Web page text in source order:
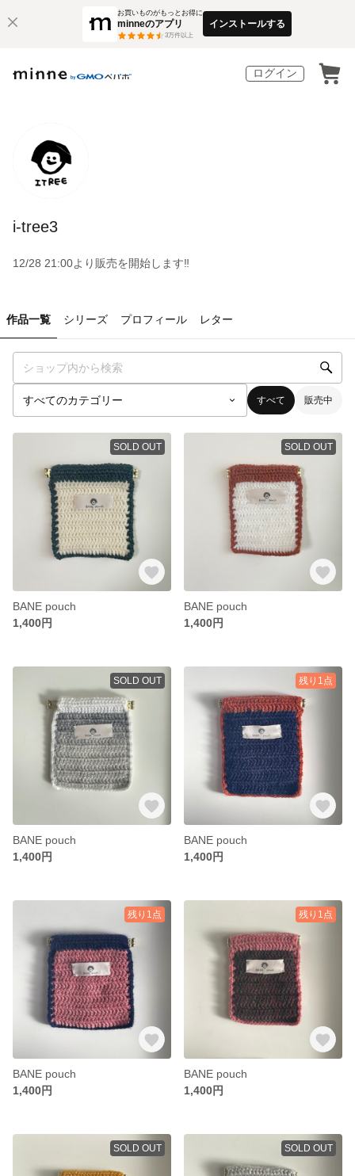
お買いものがもっとお得に
minneのアプリ
3万件以上
インストールする
ログイン
i-tree3
12/28 21:00より販売を開始します‼️
作品一覧 シリーズ プロフィール レター
すべて 販売中
SOLD OUT
BANE pouch
1,400円
SOLD OUT
BANE pouch
1,400円
SOLD OUT
BANE pouch
1,400円
残り1点
BANE pouch
1,400円
残り1点
BANE pouch
1,400円
残り1点
BANE pouch
1,400円
SOLD OUT SOLD OUT